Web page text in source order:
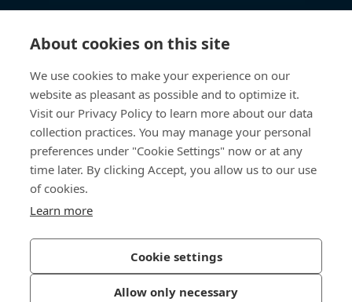
About cookies on this site
We use cookies to make your experience on our
website as pleasant as possible and to optimize it.
Visit our Privacy Policy to learn more about our data
collection practices. You may manage your personal
preferences under "Cookie Settings" now or at any
time later. By clicking Accept, you allow us to our use
of cookies.
Learn more
Cookie settings
Allow only necessary
关于我们
联系我们
400 860 9900
china@bossard.com